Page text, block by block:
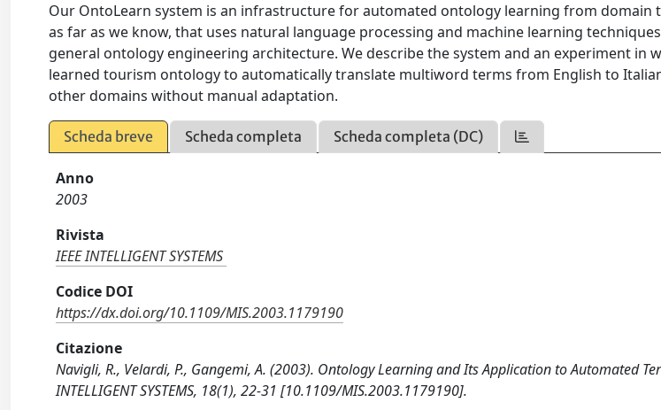
Our OntoLearn system is an infrastructure for automated ontology learning from domain
as far as we know, that uses natural language processing and machine learning
general ontology engineering architecture. We describe the system and an experiment in
learned tourism ontology to automatically translate multiword terms from English to
other domains without manual adaptation.
Scheda breve Scheda completa Scheda completa (DC)
Anno
2003
Rivista
IEEE INTELLIGENT SYSTEMS
Codice DOI
https://dx.doi.org/10.1109/MIS.2003.1179190
Citazione
Navigli, R., Velardi, P., Gangemi, A. (2003). Ontology Learning and Its Application to Automated
INTELLIGENT SYSTEMS, 18(1), 22-31 [10.1109/MIS.2003.1179190].